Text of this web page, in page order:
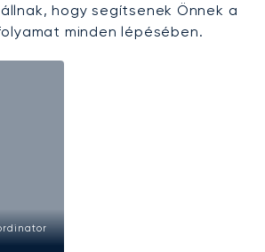
hogy segítsenek Önnek a
minden lépésében.